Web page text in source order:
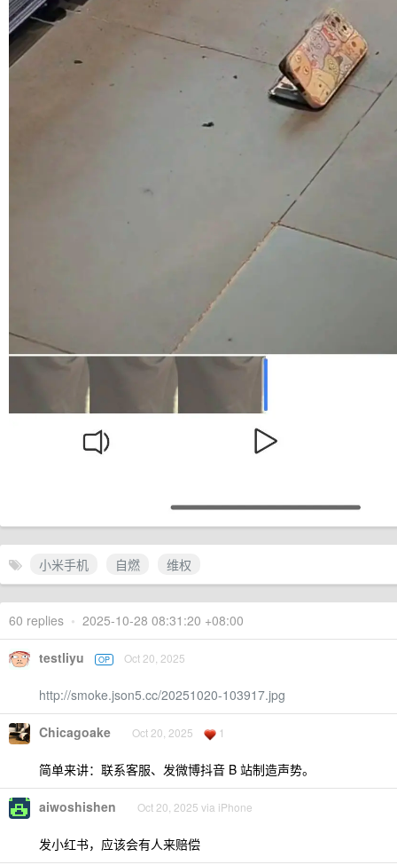
小米手机 自燃 维权
60 replies • 2025-10-28 08:31:20 +08:00
testliyu OP Oct 20, 2025
http://smoke.json5.cc/20251020-103917.jpg
Chicagoake Oct 20, 2025 1
简单来讲：联系客服、发微博抖音 B 站制造声势。
aiwoshishen Oct 20, 2025 via iPhone
发小红书，应该会有人来赔偿